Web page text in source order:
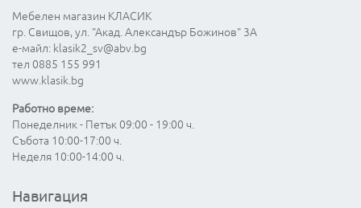
Мебелен магазин КЛАСИК
гр. Свищов, ул. "Акад. Александър Божинов" 3А
е-майл: klasik2_sv@abv.bg
тел 0885 155 991
www.klasik.bg
Работно време:
Понеделник - Петък 09:00 - 19:00 ч.
Събота 10:00-17:00 ч.
Неделя 10:00-14:00 ч.
Навигация